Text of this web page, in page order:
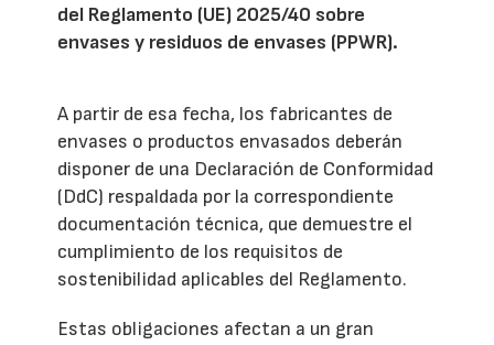
del Reglamento (UE) 2025/40 sobre
envases y residuos de envases (PPWR).
A partir de esa fecha, los fabricantes de
envases o productos envasados deberán
disponer de una Declaración de Conformidad
(DdC) respaldada por la correspondiente
documentación técnica, que demuestre el
cumplimiento de los requisitos de
sostenibilidad aplicables del Reglamento.
Estas obligaciones afectan a un gran